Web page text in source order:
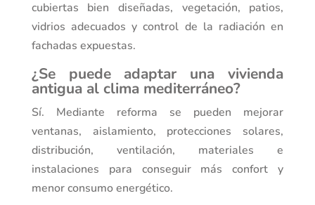
cubiertas bien diseñadas, vegetación, patios,
vidrios adecuados y control de la radiación en
fachadas expuestas.
¿Se puede adaptar una vivienda
antigua al clima mediterráneo?
Sí. Mediante reforma se pueden mejorar
ventanas, aislamiento, protecciones solares,
distribución, ventilación, materiales e
instalaciones para conseguir más confort y
menor consumo energético.